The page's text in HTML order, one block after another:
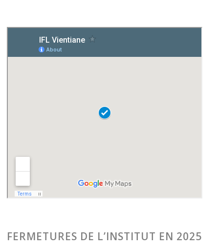
FERMETURES DE L’INSTITUT EN 2025